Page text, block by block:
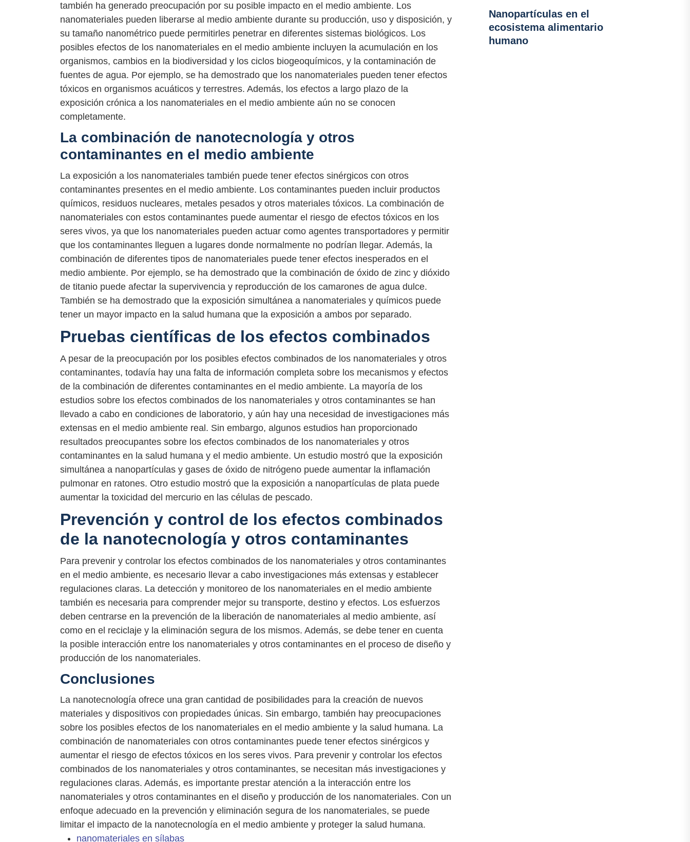
también ha generado preocupación por su posible impacto en el medio ambiente. Los
nanomateriales pueden liberarse al medio ambiente durante su producción, uso y disposición, y
su tamaño nanométrico puede permitirles penetrar en diferentes sistemas biológicos. Los
posibles efectos de los nanomateriales en el medio ambiente incluyen la acumulación en los
organismos, cambios en la biodiversidad y los ciclos biogeoquímicos, y la contaminación de
fuentes de agua. Por ejemplo, se ha demostrado que los nanomateriales pueden tener efectos
tóxicos en organismos acuáticos y terrestres. Además, los efectos a largo plazo de la
exposición crónica a los nanomateriales en el medio ambiente aún no se conocen
completamente.
La combinación de nanotecnología y otros
contaminantes en el medio ambiente
La exposición a los nanomateriales también puede tener efectos sinérgicos con otros
contaminantes presentes en el medio ambiente. Los contaminantes pueden incluir productos
químicos, residuos nucleares, metales pesados y otros materiales tóxicos. La combinación de
nanomateriales con estos contaminantes puede aumentar el riesgo de efectos tóxicos en los
seres vivos, ya que los nanomateriales pueden actuar como agentes transportadores y permitir
que los contaminantes lleguen a lugares donde normalmente no podrían llegar. Además, la
combinación de diferentes tipos de nanomateriales puede tener efectos inesperados en el
medio ambiente. Por ejemplo, se ha demostrado que la combinación de óxido de zinc y dióxido
de titanio puede afectar la supervivencia y reproducción de los camarones de agua dulce.
También se ha demostrado que la exposición simultánea a nanomateriales y químicos puede
tener un mayor impacto en la salud humana que la exposición a ambos por separado.
Pruebas científicas de los efectos combinados
A pesar de la preocupación por los posibles efectos combinados de los nanomateriales y otros
contaminantes, todavía hay una falta de información completa sobre los mecanismos y efectos
de la combinación de diferentes contaminantes en el medio ambiente. La mayoría de los
estudios sobre los efectos combinados de los nanomateriales y otros contaminantes se han
llevado a cabo en condiciones de laboratorio, y aún hay una necesidad de investigaciones más
extensas en el medio ambiente real. Sin embargo, algunos estudios han proporcionado
resultados preocupantes sobre los efectos combinados de los nanomateriales y otros
contaminantes en la salud humana y el medio ambiente. Un estudio mostró que la exposición
simultánea a nanopartículas y gases de óxido de nitrógeno puede aumentar la inflamación
pulmonar en ratones. Otro estudio mostró que la exposición a nanopartículas de plata puede
aumentar la toxicidad del mercurio en las células de pescado.
Prevención y control de los efectos combinados
de la nanotecnología y otros contaminantes
Para prevenir y controlar los efectos combinados de los nanomateriales y otros contaminantes
en el medio ambiente, es necesario llevar a cabo investigaciones más extensas y establecer
regulaciones claras. La detección y monitoreo de los nanomateriales en el medio ambiente
también es necesaria para comprender mejor su transporte, destino y efectos. Los esfuerzos
deben centrarse en la prevención de la liberación de nanomateriales al medio ambiente, así
como en el reciclaje y la eliminación segura de los mismos. Además, se debe tener en cuenta
la posible interacción entre los nanomateriales y otros contaminantes en el proceso de diseño y
producción de los nanomateriales.
Conclusiones
La nanotecnología ofrece una gran cantidad de posibilidades para la creación de nuevos
materiales y dispositivos con propiedades únicas. Sin embargo, también hay preocupaciones
sobre los posibles efectos de los nanomateriales en el medio ambiente y la salud humana. La
combinación de nanomateriales con otros contaminantes puede tener efectos sinérgicos y
aumentar el riesgo de efectos tóxicos en los seres vivos. Para prevenir y controlar los efectos
combinados de los nanomateriales y otros contaminantes, se necesitan más investigaciones y
regulaciones claras. Además, es importante prestar atención a la interacción entre los
nanomateriales y otros contaminantes en el diseño y producción de los nanomateriales. Con un
enfoque adecuado en la prevención y eliminación segura de los nanomateriales, se puede
limitar el impacto de la nanotecnología en el medio ambiente y proteger la salud humana.
nanomateriales en sílabas
Nanopartículas en el
ecosistema alimentario
humano